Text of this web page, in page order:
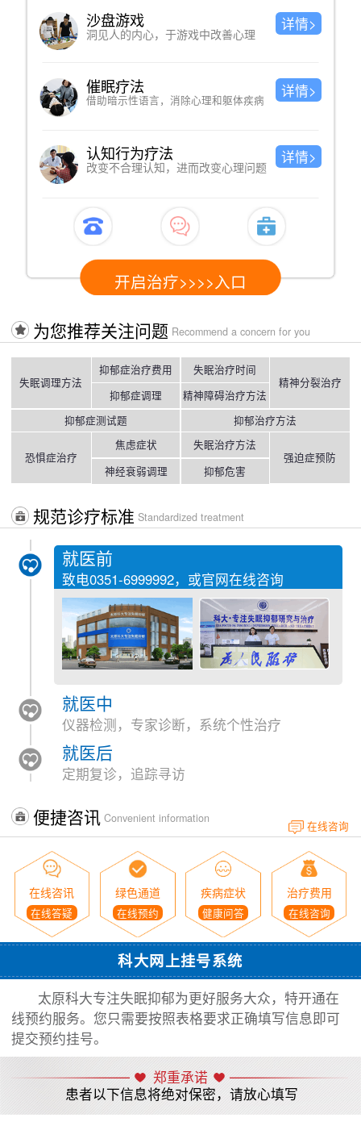
沙盘游戏
洞见人的内心，于游戏中改善心理
详情>
催眠疗法
借助暗示性语言，消除心理和躯体疾病
详情>
认知行为疗法
改变不合理认知，进而改变心理问题
详情>
开启治疗>>>>入口
为您推荐关注问题 Recommend a concern for you
失眠调理方法
抑郁症治疗费用
抑郁症调理
失眠治疗时间
精神障碍治疗方法
精神分裂治疗
抑郁症测试题 抑郁治疗方法
恐惧症治疗
焦虑症状
神经衰弱调理
失眠治疗方法
抑郁危害
强迫症预防
规范诊疗标准 Standardized treatment
就医前
致电0351-6999992，或官网在线咨询
就医中
仪器检测，专家诊断，系统个性治疗
就医后
定期复诊，追踪寻访
便捷咨讯 Convenient information
在线咨询
在线咨讯
在线答疑
绿色通道
在线预约
疾病症状
健康问答
治疗费用
在线咨询
科大网上挂号系统
太原科大专注失眠抑郁为更好服务大众，特开通在
线预约服务。您只需要按照表格要求正确填写信息即可
提交预约挂号。
郑重承诺
患者以下信息将绝对保密，请放心填写